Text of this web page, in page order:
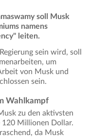
soll Musk
namens
leiten.
sein wird, soll
um
von Musk und
sein.
Wahlkampf
zu den aktivsten
120 Millionen Dollar.
da Musk